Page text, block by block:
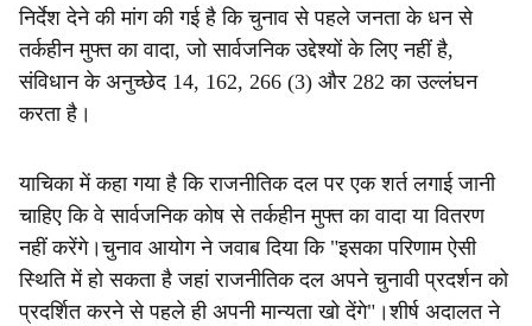
निर्देश देने की मांग की गई है कि चुनाव से पहले जनता के धन से
तर्कहीन मुफ्त का वादा, जो सार्वजनिक उद्देश्यों के लिए नहीं है,
संविधान के अनुच्छेद 14, 162, 266 (3) और 282 का उल्लंघन
करता है।
याचिका में कहा गया है कि राजनीतिक दल पर एक शर्त लगाई जानी
चाहिए कि वे सार्वजनिक कोष से तर्कहीन मुफ्त का वादा या वितरण
नहीं करेंगे।चुनाव आयोग ने जवाब दिया कि "इसका परिणाम ऐसी
स्थिति में हो सकता है जहां राजनीतिक दल अपने चुनावी प्रदर्शन को
प्रदर्शित करने से पहले ही अपनी मान्यता खो देंगे"।शीर्ष अदालत ने